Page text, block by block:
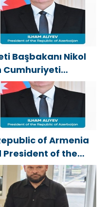
Başbakanı Nikol
Cumhuriyeti
aradı
of Armenia
President of the
Ilham Aliyev